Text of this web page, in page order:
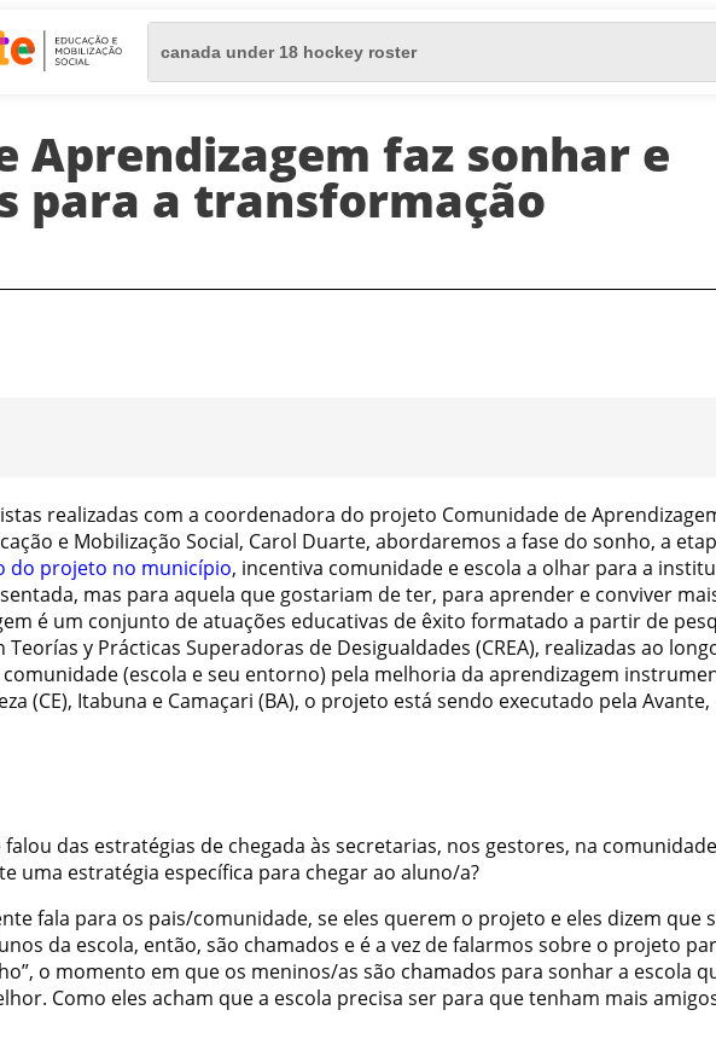
Aprendizagem faz sonhar e
para a transformação
realizadas com a coordenadora do projeto Comunidade de
e Mobilização Social, Carol Duarte, abordaremos a fase do sonho, a
do projeto no município, incentiva comunidade e escola a olhar para a
mas para aquela que gostariam de ter, para aprender e conviver
é um conjunto de atuações educativas de êxito formatado a partir de
y Prácticas Superadoras de Desigualdades (CREA), realizadas ao
(escola e seu entorno) pela melhoria da aprendizagem
(CE), Itabuna e Camaçari (BA), o projeto está sendo executado pela Avante,
das estratégias de chegada às secretarias, nos gestores, na comunidade
uma estratégia específica para chegar ao aluno/a?
fala para os pais/comunidade, se eles querem o projeto e eles dizem que
da escola, então, são chamados e é a vez de falarmos sobre o projeto
o momento em que os meninos/as são chamados para sonhar a escola
Como eles acham que a escola precisa ser para que tenham mais